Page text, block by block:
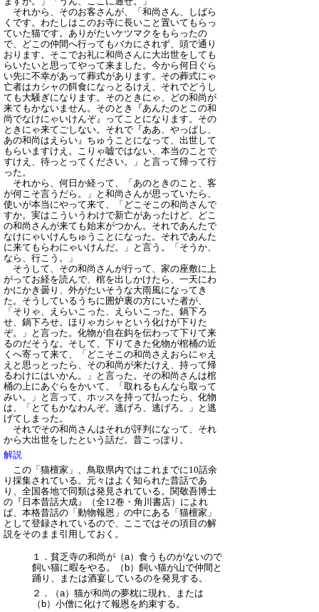
それから、そのお客さんが、「和尚さん、しばら
くです。わたしはこのお寺に長いこと置いてもらっ
ていた猫です。ありがたいケツマクをもらったの
で、どこの仲間へ行ってもバカにされず、頭で通り
おります。そこでお礼に和尚さんに大出世をしても
らいたいと思ってやって来ました。今から何日ぐら
い先に不幸があって葬式があります。その葬式にゃ
亡者はカシャの餌食になっとるけえ、それでどうし
ても大騒ぎになります。そのときにゃ、どの和尚が
来てもかないません。そのとき『あんたのとこの和
尚でなけにゃいけんぞ』ってことになります。その
ときにゃ来てごしない。それで『ああ、やっぱし、
あの和尚はえらい』ちゅうことになって、出世して
もらいますけえ。こりゃ嘘ではない、本当のことで
すけえ、待っとってください。」と言って帰って行
った。
それから、何日か経って、「あのときのこと、客
が何こそ言うだら。」と和尚さんが思っていたら、
使いが本当にやって来て、「どこそこの和尚さんで
すか。実はこういうわけで新亡があったけど、どこ
の和尚さんが来ても始末がつかん。それであんたで
なけにゃいけんちゅうことになった。それであんた
に来てもらわにゃいけんだ。」と言う。「そうか、
なら、行こう。」
そうして、その和尚さんが行って、家の座敷に上
がってお経を読んで、棺を出しかけたら、一天にわ
かにかき曇り、外がたいそうな大雨風になってき
た。そうしているうちに囲炉裏の方にいた者が、
「そりゃ、えらいこった、えらいこった。鍋下ろ
せ、鍋下ろせ。ほりゃカシャという化けが下りた
ぞ。」と言った。化物が自在鈎を伝わって下りて来
るのだそうな。そして、下りてきた化物が棺桶の近
くへ寄って来て、「どこそこの和尚さえおらにゃえ
えと思っとったら、その和尚が来たけえ、持って帰
るわけにはいかん。」と言った。その和尚さんは棺
桶の上にあぐらをかいて、「取れるもんなら取って
みい。」と言って、ホッスを持って払ったら、化物
は、「とてもかなわんぞ。逃げろ、逃げろ。」と逃
げてしまった。
それでその和尚さんはそれが評判になって、それ
から大出世をしたという話だ。昔こっぽり。
解説
この「猫檀家」、鳥取県内ではこれまでに10話余
り採集されている。元々はよく知られた昔話であ
り、全国各地で同類は発見されている。関敬吾博士
の『日本昔話大成』（全12巻・角川書店）によれ
ば、本格昔話の「動物報恩」の中にある「猫檀家」
として登録されているので、ここではその項目の解
説をそのまま引用しておく。
１．貧乏寺の和尚が（a）食うものがないので
飼い猫に暇をやる。（b）飼い猫が山で仲間と
踊り、または酒宴しているのを発見する。
２．（a）猫が和尚の夢枕に現れ、または
（b）小僧に化けて報恩を約束する。